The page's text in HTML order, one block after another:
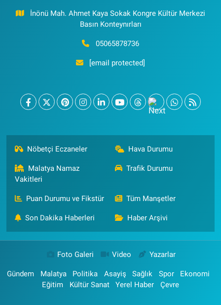
İnönü Mah. Ahmet Kaya Sokak Kongre Kültür Merkezi
Basın Konteynırları
05065878736
[email protected]
Nöbetçi Eczaneler Hava Durumu
Malatya Namaz
Vakitleri
Trafik Durumu
Puan Durumu ve Fikstür Tüm Manşetler
Son Dakika Haberleri Haber Arşivi
Foto Galeri Video Yazarlar
Gündem Malatya Politika Asayiş Sağlık Spor
Ekonomi
Eğitim
Kültür Sanat Yerel Haber Çevre